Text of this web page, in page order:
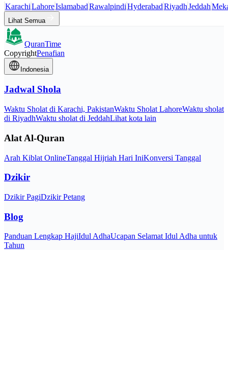
KarachiLahoreIslamabadRawalpindiHyderabadRiyadhJeddah
Lihat Semua
QuranTime
CopyrightPenafian
Indonesia
Jadwal Shola
Waktu Sholat di Karachi, PakistanWaktu Sholat LahoreWaktu sholat
di RiyadhWaktu sholat di JeddahLihat kota lain
Alat Al-Quran
Arah Kiblat OnlineTanggal Hijriah Hari IniKonversi Tanggal
Dzikir
Dzikir PagiDzikir Petang
Blog
Panduan Lengkap HajiIdul AdhaUcapan Selamat Idul Adha untuk
Tahun